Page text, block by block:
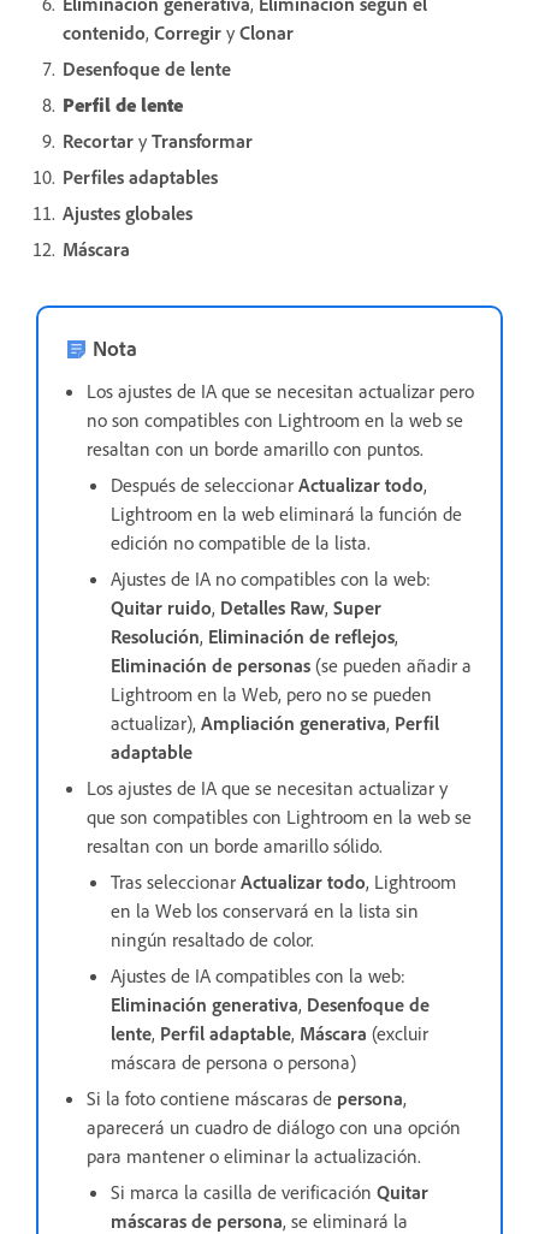
contenido, Corregir y Clonar
Desenfoque de lente
Perfil de lente
Recortar y Transformar
Perfiles adaptables
Ajustes globales
Máscara
Nota
Los ajustes de IA que se necesitan actualizar pero
no son compatibles con Lightroom en la web se
resaltan con un borde amarillo con puntos.
Después de seleccionar Actualizar todo,
Lightroom en la web eliminará la función de
edición no compatible de la lista.
Ajustes de IA no compatibles con la web:
Quitar ruido, Detalles Raw, Super
Resolución, Eliminación de reflejos,
Eliminación de personas (se pueden añadir a
Lightroom en la Web, pero no se pueden
actualizar), Ampliación generativa, Perfil
adaptable
Los ajustes de IA que se necesitan actualizar y
que son compatibles con Lightroom en la web se
resaltan con un borde amarillo sólido.
Tras seleccionar Actualizar todo, Lightroom
en la Web los conservará en la lista sin
ningún resaltado de color.
Ajustes de IA compatibles con la web:
Eliminación generativa, Desenfoque de
lente, Perfil adaptable, Máscara (excluir
máscara de persona o persona)
Si la foto contiene máscaras de persona,
aparecerá un cuadro de diálogo con una opción
para mantener o eliminar la actualización.
Si marca la casilla de verificación Quitar
máscaras de persona, se eliminará la